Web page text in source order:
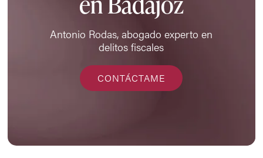
Antonio Rodas, abogado experto en
delitos fiscales
CONTÁCTAME